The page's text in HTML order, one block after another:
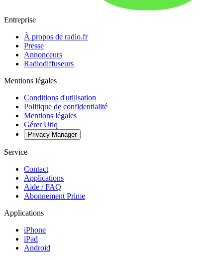
Entreprise
À propos de radio.fr
Presse
Annonceurs
Radiodiffuseurs
Mentions légales
Conditions d'utilisation
Politique de confidentialité
Mentions légales
Gérer Utiq
Privacy-Manager
Service
Contact
Applications
Aide / FAQ
Abonnement Prime
Applications
iPhone
iPad
Android